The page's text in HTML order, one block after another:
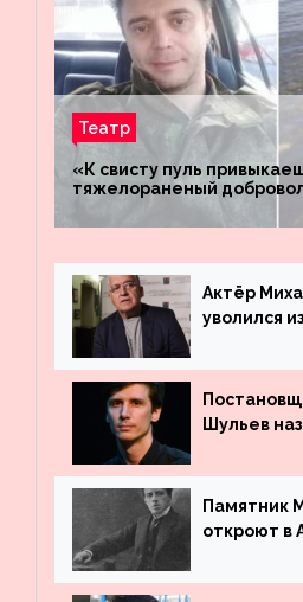
Театр
«К свисту пуль
тяжелораненый
четыре километра через
поле
Актёр
уволился
Шульев
Вахтангова
Памятник
откроют в